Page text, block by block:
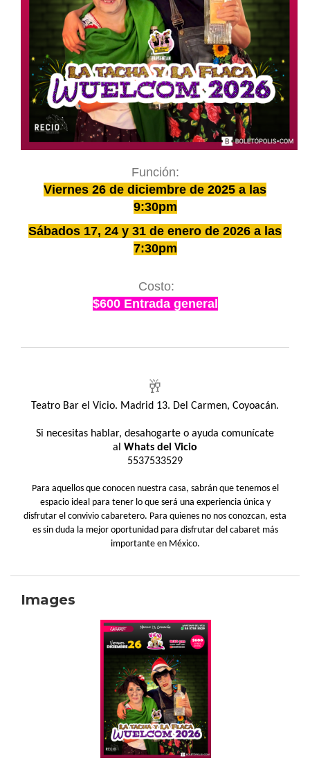
Función:
Viernes 26 de diciembre de 2025 a las
9:30pm
Sábados 17, 24 y 31 de enero de 2026 a las
7:30pm
Costo:
$600 Entrada general
🥂
Teatro Bar el Vicio. Madrid 13. Del Carmen, Coyoacán.
Si necesitas hablar, desahogarte o ayuda comunícate
al Whats del Vicio
5537533529
Para aquellos que conocen nuestra casa, sabrán que tenemos el
espacio ideal para tener lo que será una experiencia única y
disfrutar el convivio cabaretero. Para quienes no nos conozcan, esta
es sin duda la mejor oportunidad para disfrutar del cabaret más
importante en México.
Images